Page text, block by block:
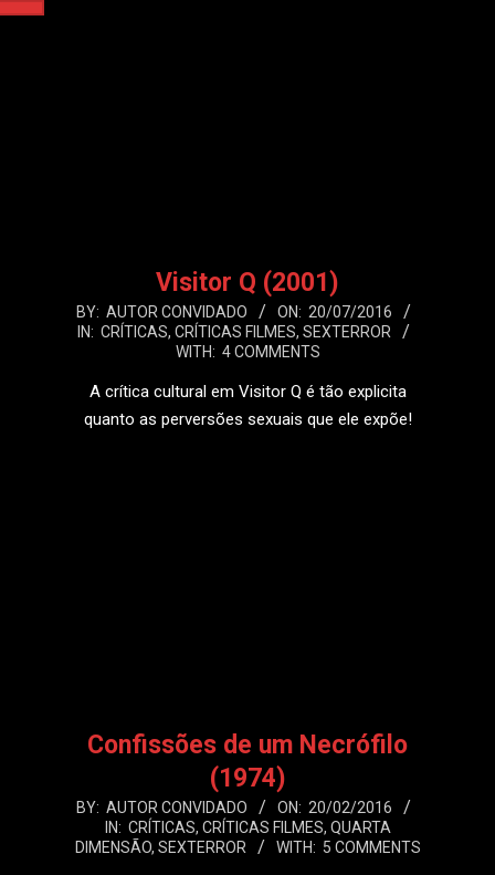
Visitor Q (2001)
2016-
07-
BY: AUTOR CONVIDADO ON: 20/07/2016
IN: CRÍTICAS, CRÍTICAS FILMES, SEXTERROR
WITH: 4 COMMENTS
A crítica cultural em Visitor Q é tão explicita
quanto as perversões sexuais que ele expõe!
Confissões de um Necrófilo
(1974)
2016-
BY: AUTOR CONVIDADO ON: 20/02/2016
IN: CRÍTICAS, CRÍTICAS FILMES, QUARTA
DIMENSÃO, SEXTERROR WITH: 5 COMMENTS